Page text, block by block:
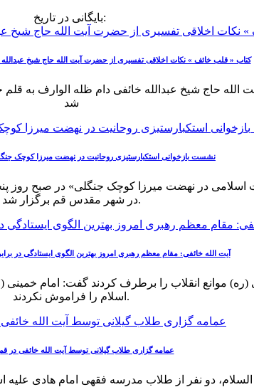
بایگانی در تاریخ:
کتاب « قلب خائف » نکات اخلاقی تفسیری از حضرت آیت الله حاج شیخ
شد
نشست بازخوانی استکبارستیزی روحانیت در نهضت میرزا کوچک
در شهر مقدس قم برگزار شد.
آیت الله خائفی: مقام معظم رهبری امروز بهترین الگوی ایستادگی در
موانع انقلاب را برطرف کردند گفت: امام
اسلام را فراموش نکردند.
عمامه گزاری طلاب گیلانی توسط آیت الله خائفی در قم